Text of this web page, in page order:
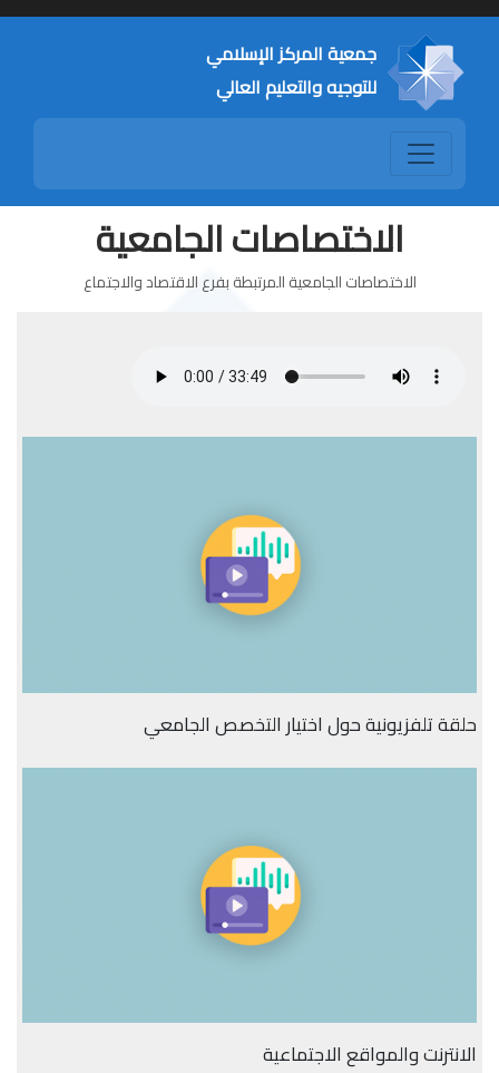
جمعية المركز الإسلامي
للتوجيه والتعليم العالي
الاختصاصات الجامعية
الاختصاصات الجامعية المرتبطة بفرع الاقتصاد والاجتماع
حلقة تلفزيونية حول اختيار التخصص الجامعي
الانترنت والمواقع الاجتماعية